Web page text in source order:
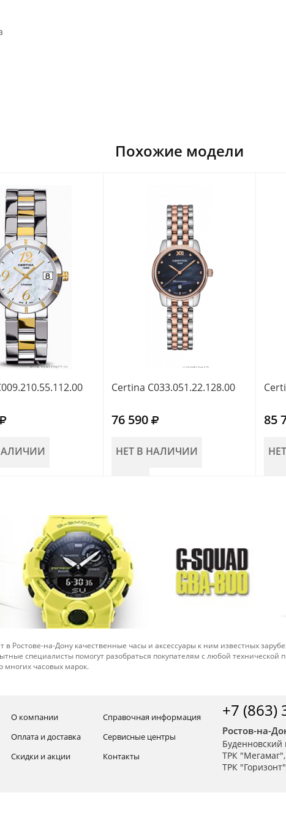
Похожие модели
Certina C033.051.22.128.00
76 590
НЕТ В НАЛИЧИИ
85
Ростове-на-Дону качественные часы и аксессуары к ним известных
специалисты помогут разобраться покупателям с любой
часовых марок.
О компании
Оплата и доставка
Скидки и акции
Справочная информация
Сервисные центры
Контакты
+7 (863)
Ростов-на-
Буденновский
ТРК "Мегамаг",
ТРК "Горизонт"